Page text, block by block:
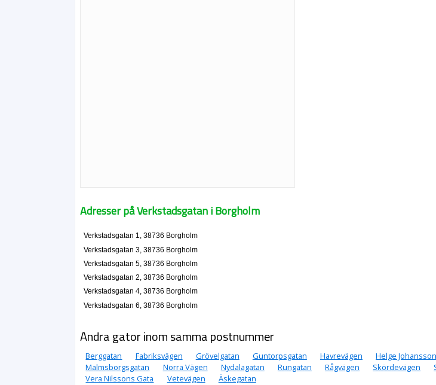
Adresser på Verkstadsgatan i Borgholm
Verkstadsgatan 1, 38736 Borgholm
Verkstadsgatan 3, 38736 Borgholm
Verkstadsgatan 5, 38736 Borgholm
Verkstadsgatan 2, 38736 Borgholm
Verkstadsgatan 4, 38736 Borgholm
Verkstadsgatan 6, 38736 Borgholm
Andra gator inom samma postnummer
Berggatan Fabriksvägen Grövelgatan Guntorpsgatan Havrevägen Helge
Malmsborgsgatan
Norra Vägen Nydalagatan Rungatan Rågvägen Skördevägen
Vera Nilssons Gata
Vetevägen Äskegatan